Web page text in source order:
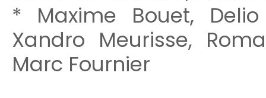
* Maxime Bouet, Delio
Xandro Meurisse,
Marc Fournier